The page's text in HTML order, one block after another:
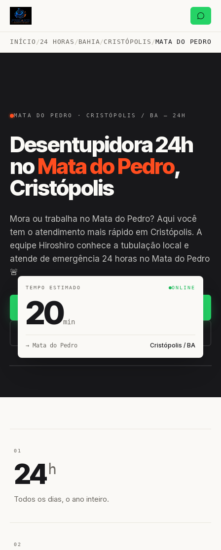
INÍCIO /24 HORAS /BAHIA/CRISTÓPOLIS /MATA DO PEDRO
MATA DO PEDRO · CRISTÓPOLIS / BA — 24H
Desentupidora 24h
noMata do Pedro,
Cristópolis
Mora ou trabalha no Mata do Pedro? Aqui você
tem o atendimento mais rápido em Cristópolis. A
equipe Hiroshiro conhece a tubulação local e
atende de emergência 24 horas no Mata do Pedro
🚨
(11) 93407-8838
TEMPO ESTIMADO ONLINE
20min
→ Mata do Pedro Cristópolis / BA
01
24 h
Todos os dias, o ano inteiro.
02